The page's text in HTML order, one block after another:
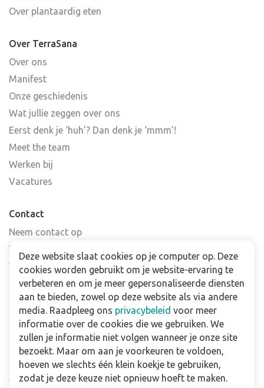
Over plantaardig eten
Over TerraSana
Over ons
Manifest
Onze geschiedenis
Wat jullie zeggen over ons
Eerst denk je ‘huh’? Dan denk je ‘mmm’!
Meet the team
Werken bij
Vacatures
Contact
Neem contact op
Veelgestelde vragen
Verkooppunten
Nieuwsbrief
Zakelijk
Downloads
Privacy policy
Algemene & voorwaarden
Deze website slaat cookies op je computer op. Deze
cookies worden gebruikt om je website-ervaring te
verbeteren en om je meer gepersonaliseerde diensten
aan te bieden, zowel op deze website als via andere
media. Raadpleeg ons privacybeleid voor meer
informatie over de cookies die we gebruiken. We
zullen je informatie niet volgen wanneer je onze site
bezoekt. Maar om aan je voorkeuren te voldoen,
hoeven we slechts één klein koekje te gebruiken,
zodat je deze keuze niet opnieuw hoeft te maken.